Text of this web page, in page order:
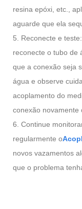
resina epóxi, etc.,
aguarde que ela
5. Reconecte e
reconecte o tubo de
que a conexão seja
água e observe
acoplamento do
conexão novamente
6. Continue
regularmente o
novos vazamentos
que o problema